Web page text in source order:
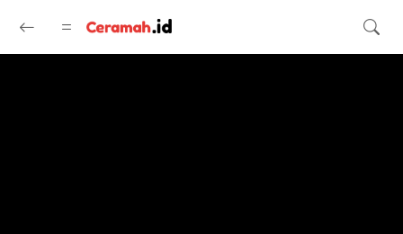
Langsung ke konten utama